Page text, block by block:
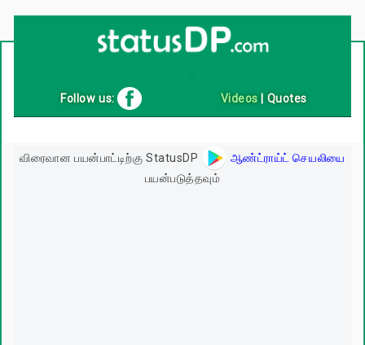
Follow us: Videos Quotes
விரைவான பயன்பாட்டிற்கு StatusDP
ஆண்ட்ராய்ட் செயலியை
பயன்படுத்தவும்